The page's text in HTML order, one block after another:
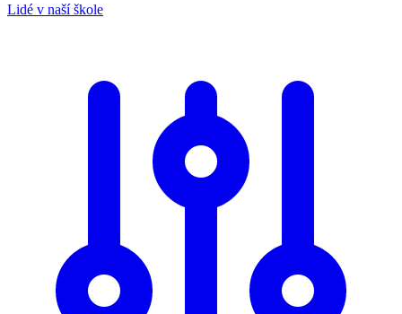
Lidé v naší škole